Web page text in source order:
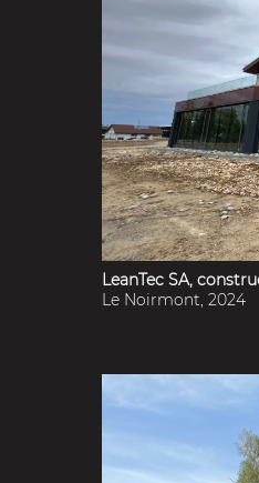
LeanTec SA,
Le Noirmont, 2024